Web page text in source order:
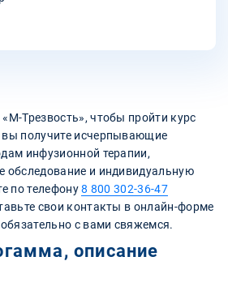
Трезвость», чтобы пройти курс
получите исчерпывающие
инфузионной терапии,
обследование и индивидуальную
по телефону8 800 302-36-47
свои контакты в онлайн-форме
с вами свяжемся.
описание